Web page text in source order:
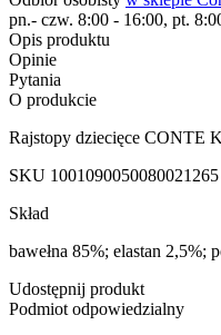
pn.- czw. 8:00 - 16:00, pt.
Opis produktu
Opinie
Pytania
O produkcie
Rajstopy dziecięce CONTE
SKU 1001090050080021265
Skład
bawełna 85%; elastan 2,5%;
Udostępnij produkt
Podmiot odpowiedzialny